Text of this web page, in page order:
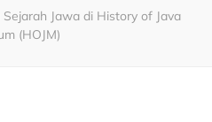
Sejarah Jawa di History of Java
(HOJM)